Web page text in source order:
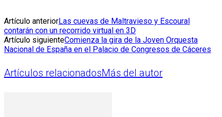
Artículo anteriorLas cuevas de Maltravieso y Escoural
contarán con un recorrido virtual en 3D
Artículo siguienteComienza la gira de la Joven Orquesta
Nacional de España en el Palacio de Congresos de Cáceres
Artículos relacionadosMás del autor